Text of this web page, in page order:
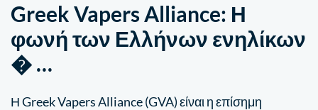
Greek Vapers Alliance: Η
φωνή των Ελλήνων ενηλίκων
� …
Η Greek Vapers Alliance (GVA) είναι η επίσημη